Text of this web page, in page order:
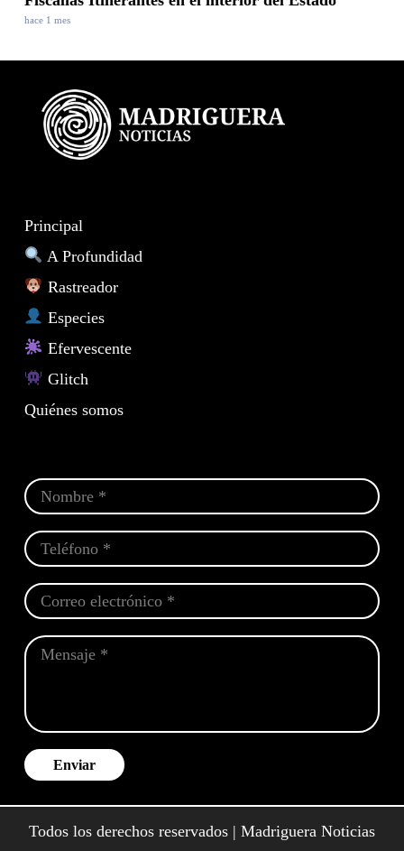
hace 1 mes
Principal
A Profundidad
Rastreador
Especies
Efervescente
Glitch
Quiénes somos
Enviar
Todos los derechos reservados | Madriguera Noticias